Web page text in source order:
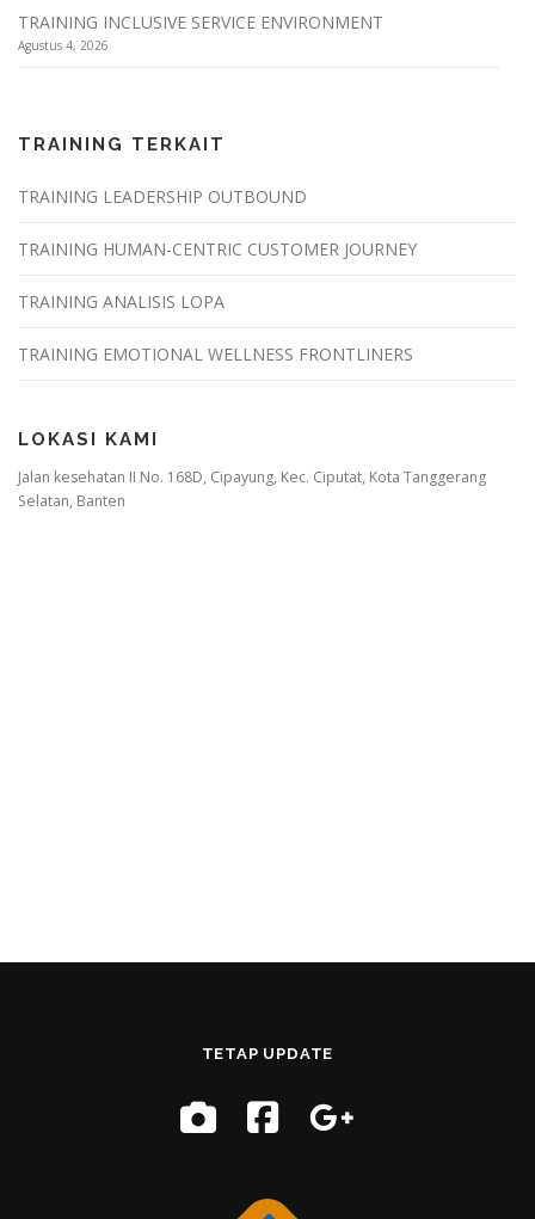
TRAINING INCLUSIVE SERVICE ENVIRONMENT
Agustus 4, 2026
TRAINING TERKAIT
TRAINING LEADERSHIP OUTBOUND
TRAINING HUMAN-CENTRIC CUSTOMER JOURNEY
TRAINING ANALISIS LOPA
TRAINING EMOTIONAL WELLNESS FRONTLINERS
LOKASI KAMI
Jalan kesehatan II No. 168D, Cipayung, Kec. Ciputat, Kota Tanggerang
Selatan, Banten
TETAP UPDATE